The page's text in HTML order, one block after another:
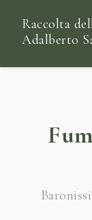
Raccolta
Adalberto